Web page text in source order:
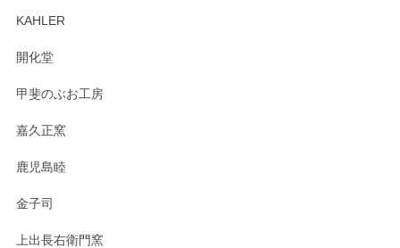
KAHLER
開化堂
甲斐のぶお工房
嘉久正窯
鹿児島睦
金子司
上出長右衛門窯